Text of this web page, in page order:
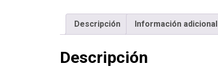
Descripción Información adicional
Descripción